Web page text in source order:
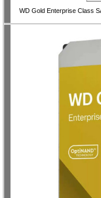
WD Gold Enterprise Class